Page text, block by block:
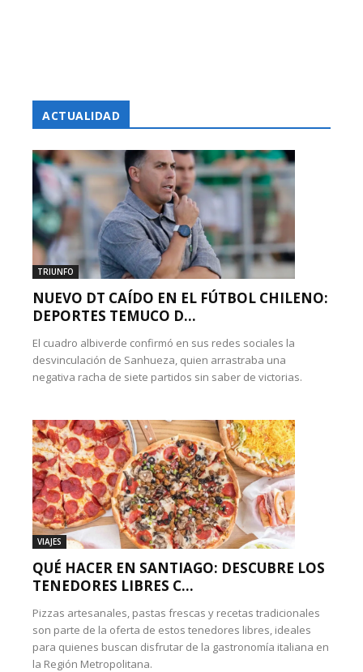
ACTUALIDAD
TRIUNFO
NUEVO DT CAÍDO EN EL FÚTBOL CHILENO:
DEPORTES TEMUCO D...
El cuadro albiverde confirmó en sus redes sociales la
desvinculación de Sanhueza, quien arrastraba una
negativa racha de siete partidos sin saber de victorias.
VIAJES
QUÉ HACER EN SANTIAGO: DESCUBRE LOS
TENEDORES LIBRES C...
Pizzas artesanales, pastas frescas y recetas tradicionales
son parte de la oferta de estos tenedores libres, ideales
para quienes buscan disfrutar de la gastronomía italiana en
la Región Metropolitana.